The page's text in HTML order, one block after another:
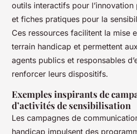
outils interactifs pour
et fiches pratiques pour la
Ces ressources facilitent la mise
terrain handicap et permettent
agents publics et responsables
renforcer leurs dispositifs.
Exemples inspirants de
d’activités de sensibilisation
Les campagnes de
handicap impulsent des